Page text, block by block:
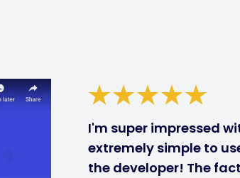
I'm super impressed
extremely simple to
the developer! The